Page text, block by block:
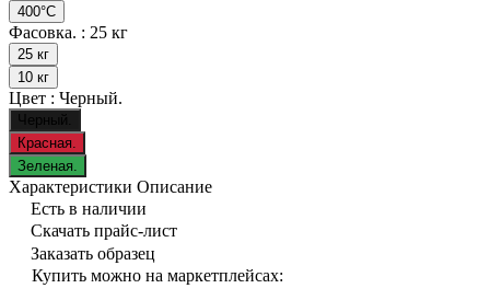
400°C
Фасовка. : 25 кг
25 кг
10 кг
Цвет : Черный.
Черный.
Красная.
Зеленая.
Характеристики Описание
Есть в наличии
Скачать прайс-лист
Заказать образец
Купить можно на маркетплейсах: